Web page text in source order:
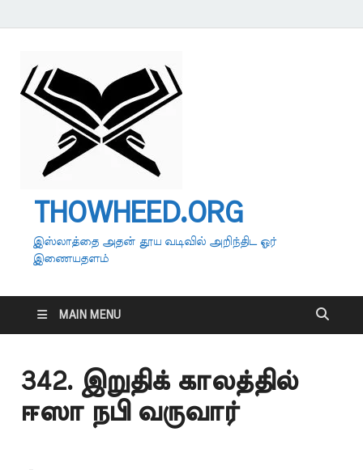
THOWHEED.ORG
இஸ்லாத்தை அதன் தூய வடிவில் அறிந்திட ஓர்
இணையதளம்
MAIN MENU
342. இறுதிக் காலத்தில்
ஈஸா நபி வருவார்